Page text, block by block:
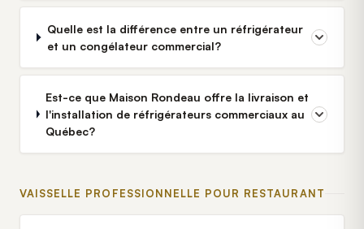
Quelle est la différence entre un réfrigérateur
et un congélateur commercial?
Est-ce que Maison Rondeau offre la livraison et
l'installation de réfrigérateurs commerciaux au
Québec?
VAISSELLE PROFESSIONNELLE POUR RESTAURANT